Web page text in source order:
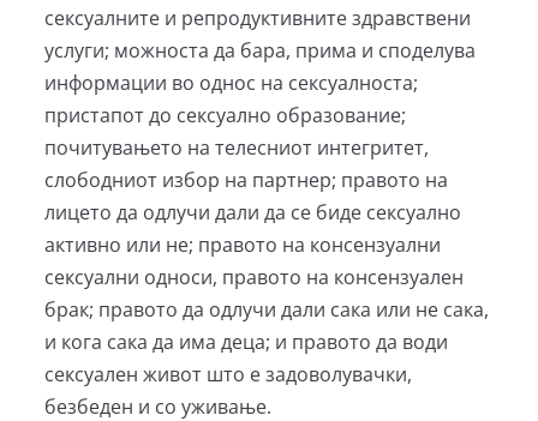
сексуалните и репродуктивните здравствени
услуги; можноста да бара, прима и споделува
информации во однос на сексуалноста;
пристапот до сексуално образование;
почитувањето на телесниот интегритет,
слободниот избор на партнер; правото на
лицето да одлучи дали да се биде сексуално
активно или не; правото на консензуални
сексуални односи, правото на консензуален
брак; правото да одлучи дали сака или не сака,
и кога сака да има деца; и правото да води
сексуален живот што е задоволувачки,
безбеден и со уживање.